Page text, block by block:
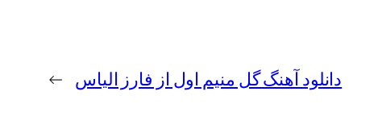
دانلود آهنگ گل منیم اول از فارز الیاس →